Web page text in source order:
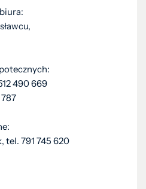
490 669
tel. 791 745 620